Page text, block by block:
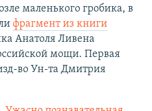
маленького гробика, в
фрагмент из книги
Анатоля Ливена
мощи. Первая
во Ун-та Дмитрия